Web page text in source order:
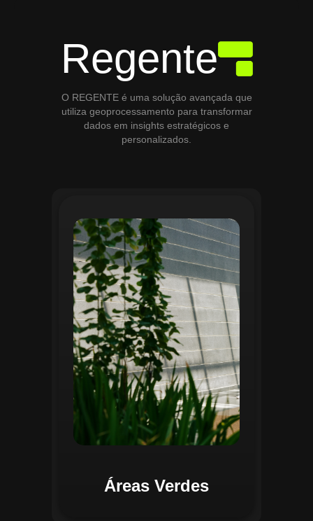
Regente
O REGENTE é uma solução avançada que
utiliza geoprocessamento para transformar
dados em insights estratégicos e
personalizados.
Áreas Verdes
O módulo de Gestão de Áreas Verdes do
Regente aplica tecnologias avançadas de
geoprocessamento para mapear e
monitorar espaços verdes, registrando
localização, tipo de vegetação e estado
de conservação. Ele organiza fluxos de
manutenção e garante que as atividades
sejam realizadas de forma eficiente e
programada. Relatórios analíticos ajudam
a avaliar ações realizadas, promovendo a
sustentabilidade e o uso estratégico do
espaço urbano.